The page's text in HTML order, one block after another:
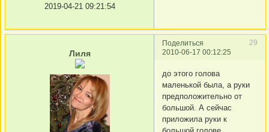
2019-04-21 09:21:54
Поделиться
29
2010-06-17 00:12:25
Лиля
до этого голова
маленькой была, а руки
предположительно от
большой. А сейчас
приложила руки к